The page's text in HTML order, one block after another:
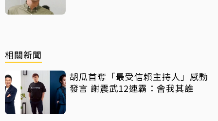
相關新聞
胡瓜首奪「最受信賴主持人」感動
發言 謝震武12連霸：舍我其誰